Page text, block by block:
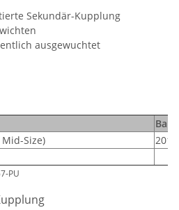
Sekundär-Kupplung
ausgewuchtet
Size)
PU